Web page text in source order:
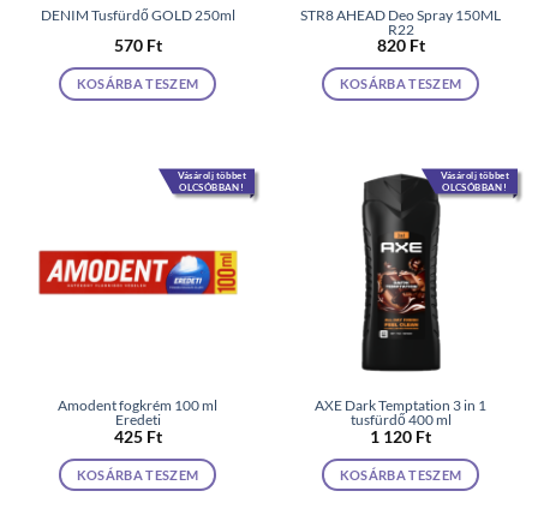
DENIM Tusfürdő GOLD 250ml
570 Ft
KOSÁRBA TESZEM
STR8 AHEAD Deo Spray 150ML
R22
820 Ft
KOSÁRBA TESZEM
Vásárolj többet
OLCSÓBBAN!
Amodent fogkrém 100 ml
Eredeti
425 Ft
KOSÁRBA TESZEM
Vásárolj többet
OLCSÓBBAN!
AXE Dark Temptation 3 in 1
tusfürdő 400 ml
1 120 Ft
KOSÁRBA TESZEM